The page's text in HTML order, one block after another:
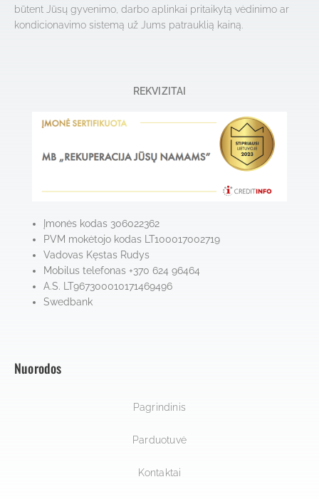
būtent Jūsų gyvenimo, darbo aplinkai pritaikytą vėdinimo ar
kondicionavimo sistemą už Jums patrauklią kainą.
REKVIZITAI
Įmonės kodas 306022362
PVM mokėtojo kodas LT100017002719
Vadovas Kęstas Rudys
Mobilus telefonas +370 624 96464
A.S. LT967300010171469496
Swedbank
Nuorodos
Pagrindinis
Parduotuvė
Kontaktai